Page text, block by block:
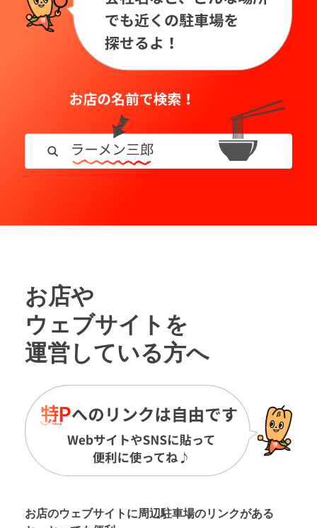
お店や
ウェブサイトを
運営している方へ
お店のウェブサイトに周辺駐車場のリンクがある